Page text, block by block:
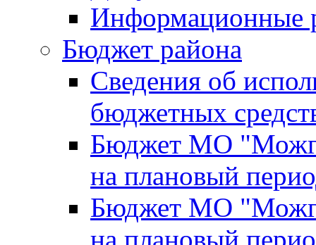
Информационные
Бюджет района
Сведения об
бюджетных
Бюджет МО
на плановый
Бюджет МО
на плановый